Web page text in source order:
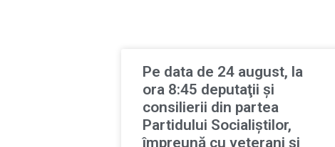
Pe data de 24 august, la
ora 8:45 deputaţii şi
consilierii din partea
Partidului Socialiştilor,
împreună cu veterani şi